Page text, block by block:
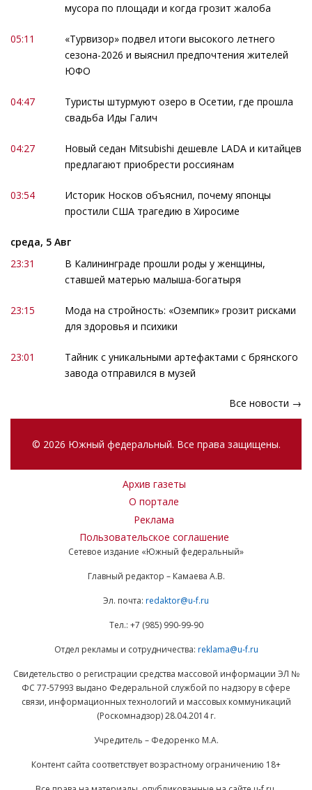
мусора по площади и когда грозит жалоба
05:11
«Турвизор» подвел итоги высокого летнего
сезона-2026 и выяснил предпочтения жителей
ЮФО
04:47
Туристы штурмуют озеро в Осетии, где прошла
свадьба Иды Галич
04:27
Новый седан Mitsubishi дешевле LADA и китайцев
предлагают приобрести россиянам
03:54
Историк Носков объяснил, почему японцы
простили США трагедию в Хиросиме
среда, 5 Авг
23:31
В Калининграде прошли роды у женщины,
ставшей матерью малыша-богатыря
23:15
Мода на стройность: «Оземпик» грозит рисками
для здоровья и психики
23:01
Тайник с уникальными артефактами с брянского
завода отправился в музей
Все новости →
© 2026 Южный федеральный. Все права защищены.
Архив газеты
О портале
Реклама
Пользовательское соглашение
Сетевое издание «Южный федеральный»
Главный редактор – Камаева А.В.
Эл. почта: redaktor@u-f.ru
Тел.: +7 (985) 990-99-90
Отдел рекламы и сотрудничества: reklama@u-f.ru
Свидетельство о регистрации средства массовой информации ЭЛ №
ФС 77-57993 выдано Федеральной службой по надзору в сфере
связи, информационных технологий и массовых коммуникаций
(Роскомнадзор) 28.04.2014 г.
Учредитель – Федоренко М.А.
Контент сайта соответствует возрастному ограничению 18+